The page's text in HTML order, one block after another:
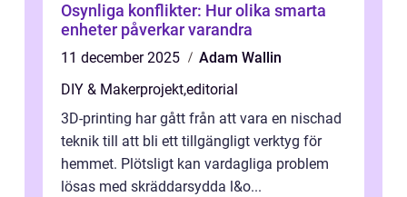
Osynliga konflikter: Hur olika smarta
enheter påverkar varandra
11 december 2025
Adam Wallin
DIY & Makerprojekt,editorial
3D-printing har gått från att vara en nischad
teknik till att bli ett tillgängligt verktyg för
hemmet. Plötsligt kan vardagliga problem
lösas med skräddarsydda l&o...